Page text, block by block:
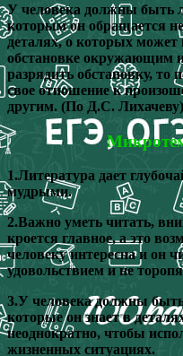
У человека должны быть
которым он обращается
деталях, о которых
обстановке окружающим и
разрядить обстановку, то
свое отношение к
другим. (По Д.С. Лихачеву)
1.Литература дает
мудрыми.
2.Важно уметь читать,
кроется главное, а это
человеку интересна и он
удовольствием и не
3.У человека должны
которые он знает в
неоднократно, чтобы
жизненных ситуациях.